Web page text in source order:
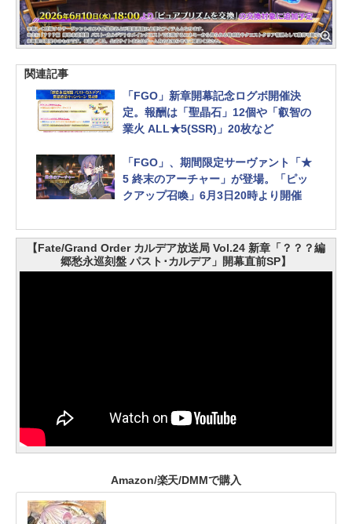
関連記事
「FGO」新章開幕記念ログボ開催決
定。報酬は「聖晶石」12個や「叡智の
業火 ALL★5(SSR)」20枚など
「FGO」、期間限定サーヴァント「★
5 終末のアーチャー」が登場。「ピッ
クアップ召喚」6月3日20時より開催
【Fate/Grand Order カルデア放送局 Vol.24 新章「？？？編
郷愁永巡刻盤 パスト･カルデア」開幕直前SP】
Amazon/楽天/DMMで購入